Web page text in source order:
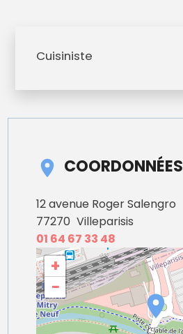
Cuisiniste
COORDONNÉES
12 avenue Roger Salengro
77270 Villeparisis
01 64 67 33 48
+
−